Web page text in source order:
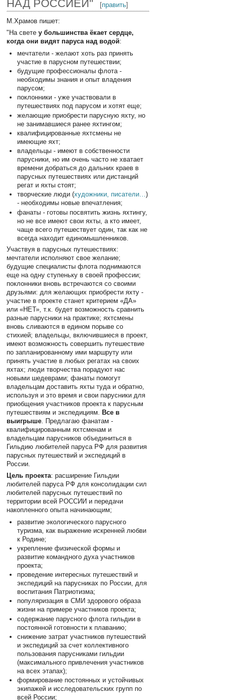
НАД РОССИЕЙ" [править]
М.Храмов пишет:
"На светеу большинства ёкает сердце,
когда они видят паруса над водой:
мечтатели - желают хоть раз принять
участие в парусном путешествии;
будущие профессионалы флота -
необходимы знания и опыт владения
парусом;
поклонники - уже участвовали в
путешествиях под парусом и хотят еще;
желающие приобрести парусную яхту, но
не занимавшиеся ранее яхтингом;
квалифицированные яхтсмены не
имеющие яхт;
владельцы - имеют в собственности
парусники, но им очень часто не хватает
времени добраться до дальних краев в
парусных путешествиях или дистанций
регат и яхты стоят;
творческие люди (художники, писатели…)
- необходимы новые впечатления;
фанаты - готовы посвятить жизнь яхтингу,
но не все имеют свои яхты, а кто имеет,
чаще всего путешествует один, так как не
всегда находит единомышленников.
Участвуя в парусных путешествиях:
мечтатели исполняют свое желание;
будущие специалисты флота поднимаются
еще на одну ступеньку в своей профессии;
поклонники вновь встречаются со своими
друзьями: для желающих приобрести яхту -
участие в проекте станет критерием «ДА»
или «НЕТ», т.к. будет возможность сравнить
разные парусники на практике; яхтсмены
вновь сливаются в едином порыве со
стихией; владельцы, включившиеся в проект,
имеют возможность совершить путешествие
по запланированному ими маршруту или
принять участие в любых регатах на своих
яхтах; люди творчества порадуют нас
новыми шедеврами; фанаты помогут
владельцам доставить яхты туда и обратно,
используя и это время и свои парусники для
приобщения участников проекта к парусным
путешествиям и экспедициям.
Все в
выигрыше . Предлагаю фанатам -
квалифицированным яхтсменам и
владельцам парусников объединиться в
Гильдию любителей паруса РФ для развития
парусных путешествий и экспедиций в
России.
Цель проекта: расширение Гильдии
любителей паруса РФ для консолидации сил
любителей парусных путешествий по
территории всей РОССИИ и передачи
накопленного опыта начинающим;
развитие экологического парусного
туризма, как выражение искренней любви
к Родине;
укрепление физической формы и
развитие командного духа участников
проекта;
проведение интересных путешествий и
экспедиций на парусниках по России, для
воспитания Патриотизма;
популяризация в СМИ здорового образа
жизни на примере участников проекта;
содержание парусного флота гильдии в
постоянной готовности к плаванию;
снижение затрат участников путешествий
и экспедиций за счет коллективного
пользования парусниками гильдии
(максимального привлечения участников
на всех этапах);
формирование постоянных и устойчивых
экипажей и исследовательских групп по
всей России;